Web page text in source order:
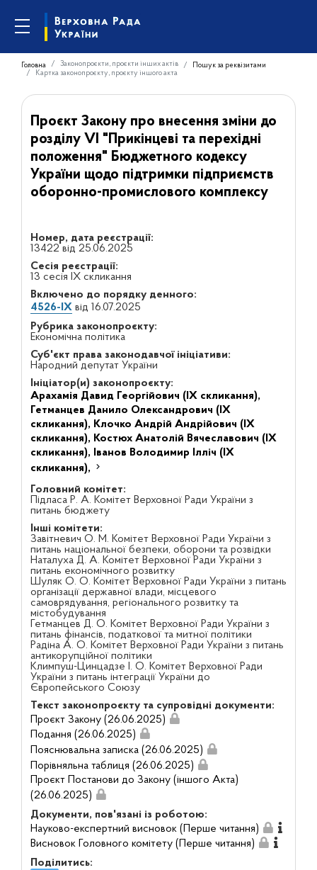
Головна Законопроєкти, проєкти інших актів
Пошук за реквізитами
Картка законопроєкту, проєкту іншого акта
Проєкт Закону про внесення зміни до
розділу VI "Прикінцеві та перехідні
положення" Бюджетного кодексу
України щодо підтримки підприємств
оборонно-промислового комплексу
Номер, дата реєстрації:
13422 від 25.06.2025
Сесія реєстрації:
13 сесія IX скликання
Включено до порядку денного:
4526-IXвід 16.07.2025
Рубрика законопроєкту:
Економічна політика
Суб'єкт права законодавчої ініціативи:
Народний депутат України
Ініціатор(и) законопроєкту:
Арахамія Давид Георгійович (IX скликання),
Гетманцев Данило Олександрович (IX
скликання), Клочко Андрій Андрійович (IX
скликання), Костюх Анатолій Вячеславович (IX
скликання),
Іванов Володимир Ілліч (IX
скликання),
Головний комітет:
Підласа Р. А. Комітет Верховної Ради України з
питань бюджету
Інші комітети:
Завітневич О. М. Комітет Верховної Ради України з
питань національної безпеки, оборони та розвідки
Наталуха Д. А. Комітет Верховної Ради України з
питань економічного розвитку
Шуляк О. О. Комітет Верховної Ради України з питань
організації державної влади, місцевого
самоврядування, регіонального розвитку та
містобудування
Гетманцев Д. О. Комітет Верховної Ради України з
питань фінансів, податкової та митної політики
Радіна А. О. Комітет Верховної Ради України з питань
антикорупційної політики
Климпуш-Цинцадзе І. О. Комітет Верховної Ради
України з питань інтеграції України до
Європейського Союзу
Текст законопроєкту та супровідні документи:
Проєкт Закону (26.06.2025)
Подання (26.06.2025)
Пояснювальна записка (26.06.2025)
Порівняльна таблиця (26.06.2025)
Проєкт Постанови до Закону (іншого Акта)
(26.06.2025)
Документи, пов'язані із роботою:
Науково-експертний висновок (Перше читання)
Висновок Головного комітету (Перше читання)
Поділитись: